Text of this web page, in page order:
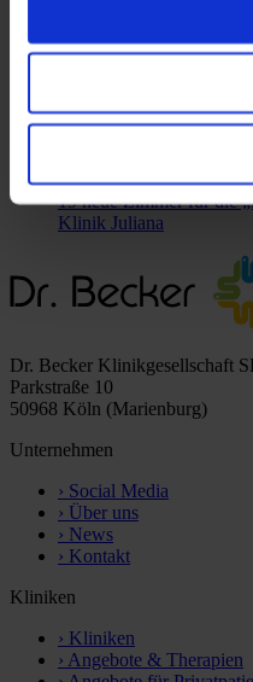
Neue ambulante
09.12.2025 13:40 Uhr
Reha sichtbar machen:
besucht Dr. Becker
19 neue Zimmer für die
Klinik Juliana
Dr. Becker Klinikgesellschaft
Parkstraße 10
50968 Köln (Marienburg)
Unternehmen
› Social Media
› Über uns
› News
› Kontakt
Kliniken
› Kliniken
› Angebote & Therapien